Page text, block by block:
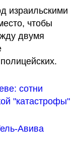
израильскими
чтобы
двумя
сотни
"катастрофы"
Авива